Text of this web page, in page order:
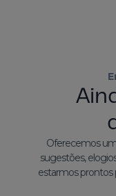
Oferecemos
sugestões,
estarmos prontos